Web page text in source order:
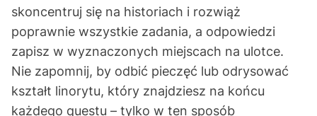
skoncentruj się na historiach i rozwiąż
poprawnie wszystkie zadania, a odpowiedzi
zapisz w wyznaczonych miejscach na ulotce.
Nie zapomnij, by odbić pieczęć lub odrysować
kształt linorytu, który znajdziesz na końcu
każdego questu – tylko w ten sposób